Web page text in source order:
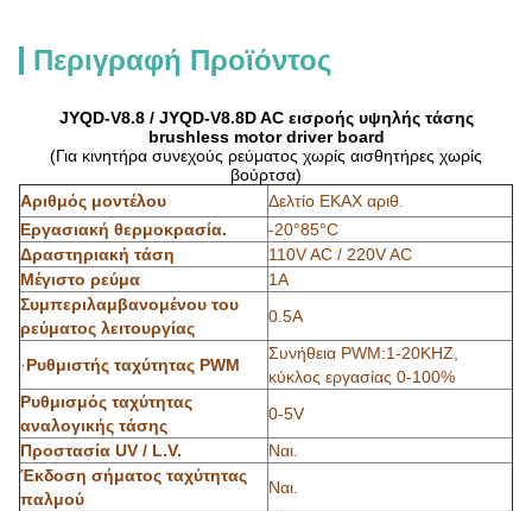
Περιγραφή Προϊόντος
JYQD-V8.8 / JYQD-V8.8D AC εισροής υψηλής τάσης
brushless motor driver board
(Για κινητήρα συνεχούς ρεύματος χωρίς αισθητήρες χωρίς
βούρτσα)
Αριθμός μοντέλου
Δελτίο ΕΚΑΧ αριθ.
Εργασιακή θερμοκρασία.
-20°85°C
Δραστηριακή τάση
110V AC / 220V AC
Μέγιστο ρεύμα
1Α
Συμπεριλαμβανομένου του
ρεύματος λειτουργίας
0.5Α
·Ρυθμιστής ταχύτητας PWM
Συνήθεια PWM:1-20KHZ,
κύκλος εργασίας 0-100%
Ρυθμισμός ταχύτητας
αναλογικής τάσης
0-5V
Προστασία UV / L.V.
Ναι.
Έκδοση σήματος ταχύτητας
παλμού
Ναι.